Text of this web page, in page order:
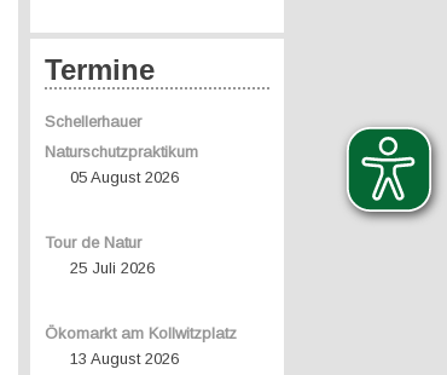
Termine
Schellerhauer
Naturschutzpraktikum
05 August 2026
Tour de Natur
25 Juli 2026
Ökomarkt am Kollwitzplatz
13 August 2026